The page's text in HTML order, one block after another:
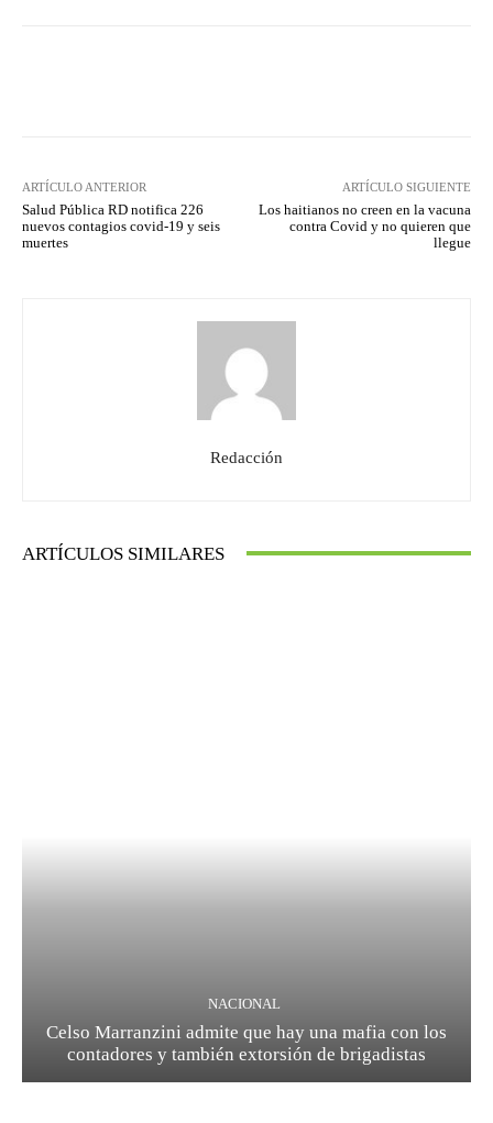
ARTÍCULO ANTERIOR
Salud Pública RD notifica 226
nuevos contagios covid-19 y seis
muertes
ARTÍCULO SIGUIENTE
Los haitianos no creen en la vacuna
contra Covid y no quieren que
llegue
Redacción
ARTÍCULOS SIMILARES
NACIONAL
Celso Marranzini admite que hay una mafia con los
contadores y también extorsión de brigadistas